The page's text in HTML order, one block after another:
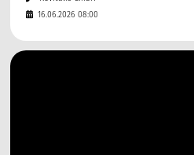
16.06.2026 08:00